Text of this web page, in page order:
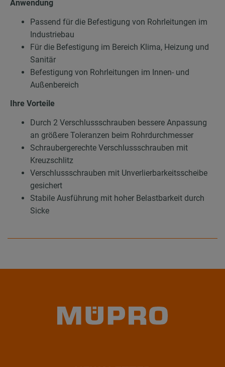
Anwendung
Passend für die Befestigung von Rohrleitungen im
Industriebau
Für die Befestigung im Bereich Klima, Heizung und
Sanitär
Befestigung von Rohrleitungen im Innen- und
Außenbereich
Ihre Vorteile
Durch 2 Verschlussschrauben bessere Anpassung
an größere Toleranzen beim Rohrdurchmesser
Schraubergerechte Verschlussschrauben mit
Kreuzschlitz
Verschlussschrauben mit Unverlierbarkeitsscheibe
gesichert
Stabile Ausführung mit hoher Belastbarkeit durch
Sicke